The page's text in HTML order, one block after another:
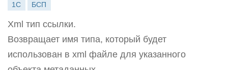
1С БСП
Xml тип ссылки.
Возвращает имя типа, который будет
использован в xml файле для указанного